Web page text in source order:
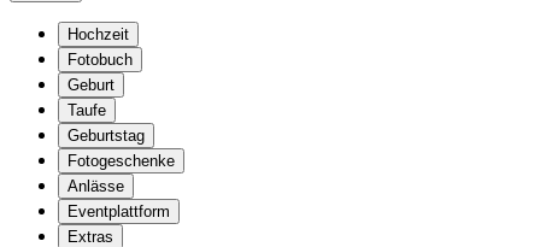
Hochzeit
Fotobuch
Geburt
Taufe
Geburtstag
Fotogeschenke
Anlässe
Eventplattform
Extras